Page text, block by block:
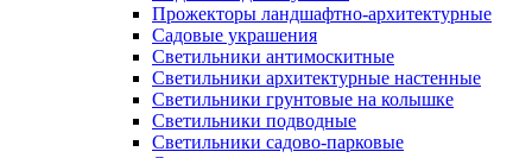
Прожекторы ландшафтно-архитектурные
Садовые украшения
Светильники антимоскитные
Светильники архитектурные настенные
Светильники грунтовые на колышке
Светильники подводные
Светильники садово-парковые